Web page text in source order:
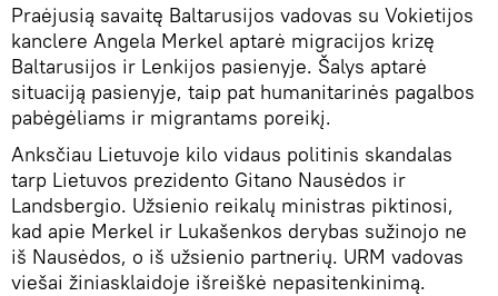
Praėjusią savaitę Baltarusijos vadovas su Vokietijos
kanclere Angela Merkel aptarė migracijos krizę
Baltarusijos ir Lenkijos pasienyje. Šalys aptarė
situaciją pasienyje, taip pat humanitarinės pagalbos
pabėgėliams ir migrantams poreikį.
Anksčiau Lietuvoje kilo vidaus politinis skandalas
tarp Lietuvos prezidento Gitano Nausėdos ir
Landsbergio. Užsienio reikalų ministras piktinosi,
kad apie Merkel ir Lukašenkos derybas sužinojo ne
iš Nausėdos, o iš užsienio partnerių. URM vadovas
viešai žiniasklaidoje išreiškė nepasitenkinimą.